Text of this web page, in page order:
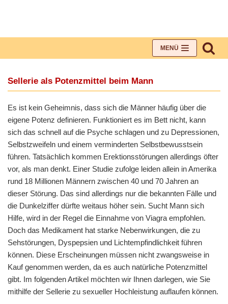
Inhalt
MENÜ
Sellerie als Potenzmittel beim Mann
Es ist kein Geheimnis, dass sich die Männer häufig über die
eigene Potenz definieren. Funktioniert es im Bett nicht, kann
sich das schnell auf die Psyche schlagen und zu Depressionen,
Selbstzweifeln und einem verminderten Selbstbewusstsein
führen. Tatsächlich kommen Erektionsstörungen allerdings öfter
vor, als man denkt. Einer Studie zufolge leiden allein in Amerika
rund 18 Millionen Männern zwischen 40 und 70 Jahren an
dieser Störung. Das sind allerdings nur die bekannten Fälle und
die Dunkelziffer dürfte weitaus höher sein. Sucht Mann sich
Hilfe, wird in der Regel die Einnahme von Viagra empfohlen.
Doch das Medikament hat starke Nebenwirkungen, die zu
Sehstörungen, Dyspepsien und Lichtempfindlichkeit führen
können. Diese Erscheinungen müssen nicht zwangsweise in
Kauf genommen werden, da es auch natürliche Potenzmittel
gibt. Im folgenden Artikel möchten wir Ihnen darlegen, wie Sie
mithilfe der Sellerie zu sexueller Hochleistung auflaufen können.